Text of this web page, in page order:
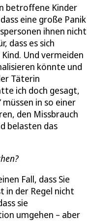
betroffene Kinder
eine große Panik
ihnen nicht
dass es sich
Und vermeiden
könnte und
Täterin
ich doch gesagt,
müssen in so einer
den Missbrauch
belasten das
Fall, dass Sie
in der Regel nicht
sie
umgehen – aber